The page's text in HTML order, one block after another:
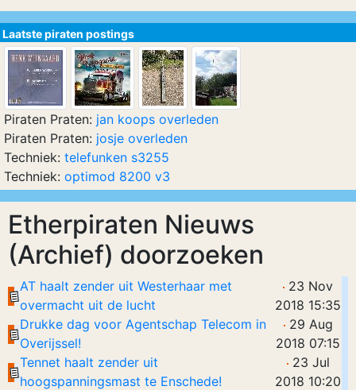
Etherpiraten Nieuws
(Archief) doorzoeken
AT haalt zender uit Westerhaar met
overmacht uit de lucht
23 Nov
2018 15:35
Drukke dag voor Agentschap Telecom in
Overijssel!
29 Aug
2018 07:15
Tennet haalt zender uit
hoogspanningsmast te Enschede!
23 Jul
2018 10:20
Laatste piraten postings
Piraten Praten: jan koops overleden
Piraten Praten: josje overleden
Techniek: telefunken s3255
Techniek: optimod 8200 v3